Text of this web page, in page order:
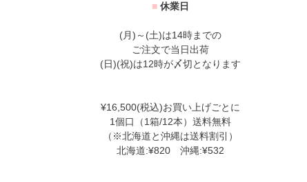
■ 休業日
(月)～(土)は14時までの
ご注文で当日出荷
(日)(祝)は12時が〆切となります
¥16,500(税込)お買い上げごとに
1個口（1箱/12本）送料無料
（※北海道と沖縄は送料割引）
北海道:¥820 沖縄:¥532